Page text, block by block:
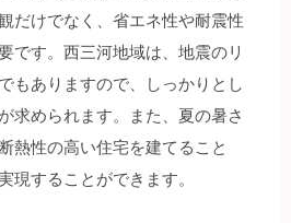
だけでなく、省エネ性や耐震性
です。西三河地域は、地震のリ
もありますので、しっかりとし
求められます。また、夏の暑さ
熱性の高い住宅を建てること
現することができます。